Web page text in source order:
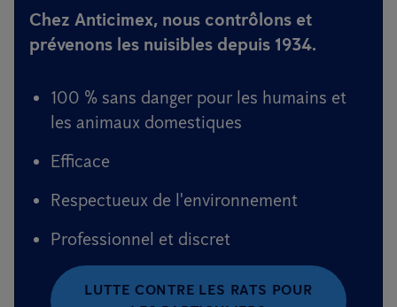
Chez Anticimex, nous contrôlons et
prévenons les nuisibles depuis 1934.
100 % sans danger pour les humains et
les animaux domestiques
Efficace
Respectueux de l'environnement
Professionnel et discret
LUTTE CONTRE LES RATS POUR